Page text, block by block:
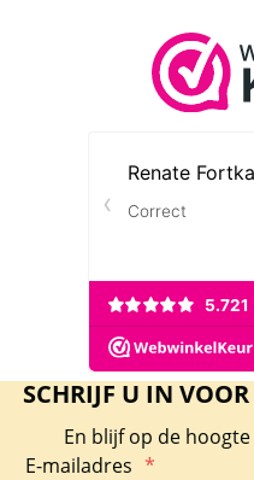
SCHRIJF U IN
En blijf op de
E-mailadres *